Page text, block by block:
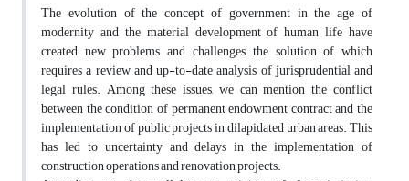
The evolution of the concept of government in the age of
modernity and the material development of human life have
created new problems and challenges, the solution of which
requires a review and up-to-date analysis of jurisprudential and
legal rules. Among these issues, we can mention the conflict
between the condition of permanent endowment contract and the
implementation of public projects in dilapidated urban areas. This
has led to uncertainty and delays in the implementation of
construction operations and renovation projects.